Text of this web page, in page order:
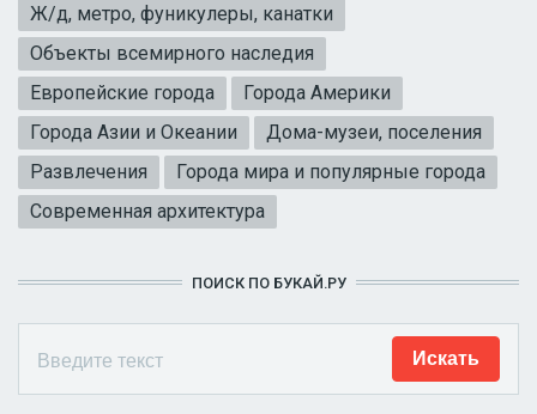
Ж/д, метро, фуникулеры, канатки
Объекты всемирного наследия
Европейские города
Города Америки
Города Азии и Океании
Дома-музеи, поселения
Развлечения
Города мира и популярные города
Современная архитектура
ПОИСК ПО БУКАЙ.РУ